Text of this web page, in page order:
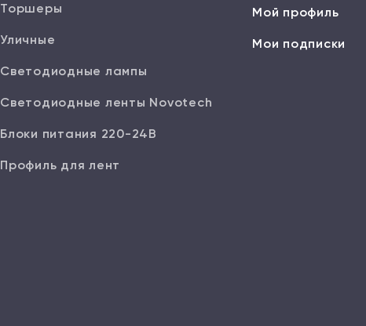
Торшеры
Уличные
Светодиодные лампы
Светодиодные ленты Novotech
Блоки питания 220-24В
Профиль для лент
Мой профиль
Мои подписки